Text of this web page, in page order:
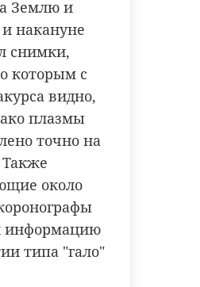
Землю и
накануне
снимки,
которым с
видно,
плазмы
точно на
около
информацию
типа "гало"